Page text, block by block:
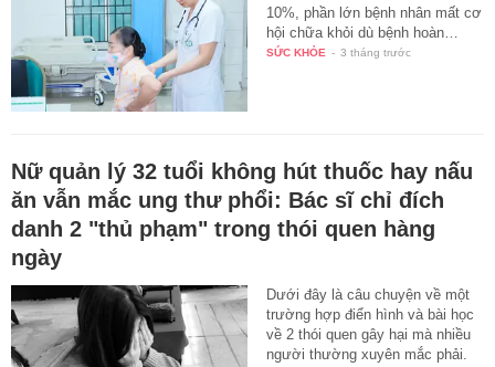
10%, phần lớn bệnh nhân mất cơ
hội chữa khỏi dù bệnh hoàn…
SỨC KHỎE - 3 tháng trước
Nữ quản lý 32 tuổi không hút thuốc hay nấu
ăn vẫn mắc ung thư phổi: Bác sĩ chỉ đích
danh 2 "thủ phạm" trong thói quen hàng
ngày
Dưới đây là câu chuyện về một
trường hợp điển hình và bài học
về 2 thói quen gây hại mà nhiều
người thường xuyên mắc phải.